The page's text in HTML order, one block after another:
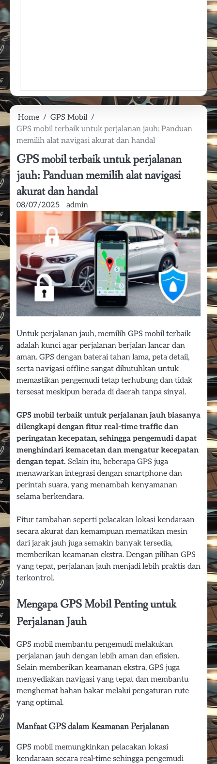
Home
GPS Mobil
GPS mobil terbaik untuk perjalanan jauh: Panduan
memilih alat navigasi akurat dan handal
GPS mobil terbaik untuk perjalanan
jauh: Panduan memilih alat navigasi
akurat dan handal
08/07/2025 admin
Untuk perjalanan jauh, memilih GPS mobil terbaik
adalah kunci agar perjalanan berjalan lancar dan
aman. GPS dengan baterai tahan lama, peta detail,
serta navigasi offline sangat dibutuhkan untuk
memastikan pengemudi tetap terhubung dan tidak
tersesat meskipun berada di daerah tanpa sinyal.
GPS mobil terbaik untuk perjalanan jauh biasanya
dilengkapi dengan fitur real-time traffic dan
peringatan kecepatan, sehingga pengemudi dapat
menghindari kemacetan dan mengatur kecepatan
dengan tepat. Selain itu, beberapa GPS juga
menawarkan integrasi dengan smartphone dan
perintah suara, yang menambah kenyamanan
selama berkendara.
Fitur tambahan seperti pelacakan lokasi kendaraan
secara akurat dan kemampuan mematikan mesin
dari jarak jauh juga semakin banyak tersedia,
memberikan keamanan ekstra. Dengan pilihan GPS
yang tepat, perjalanan jauh menjadi lebih praktis dan
terkontrol.
Mengapa GPS Mobil Penting untuk
Perjalanan Jauh
GPS mobil membantu pengemudi melakukan
perjalanan jauh dengan lebih aman dan efisien.
Selain memberikan keamanan ekstra, GPS juga
menyediakan navigasi yang tepat dan membantu
menghemat bahan bakar melalui pengaturan rute
yang optimal.
Manfaat GPS dalam Keamanan Perjalanan
GPS mobil memungkinkan pelacakan lokasi
kendaraan secara real-time sehingga pengemudi